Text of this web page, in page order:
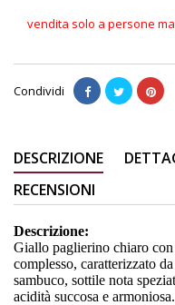
vendita solo a persone
Condividi
DESCRIZIONE
RECENSIONI
Descrizione:
Giallo paglierino chiaro
complesso, caratterizzato
sambuco, sottile nota
acidità succosa e